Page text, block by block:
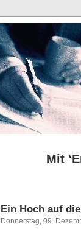
Mit
Ein Hoch auf
Donnerstag, 09.